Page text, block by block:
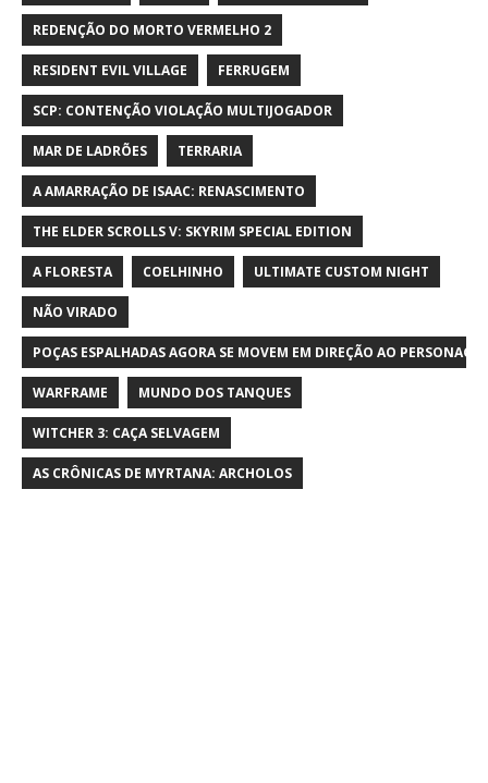
REDENÇÃO DO MORTO VERMELHO 2
RESIDENT EVIL VILLAGE FERRUGEM
SCP: CONTENÇÃO VIOLAÇÃO MULTIJOGADOR
MAR DE LADRÕES TERRARIA
A AMARRAÇÃO DE ISAAC: RENASCIMENTO
THE ELDER SCROLLS V: SKYRIM SPECIAL EDITION
A FLORESTA COELHINHO ULTIMATE CUSTOM NIGHT
NÃO VIRADO
POÇAS ESPALHADAS AGORA SE MOVEM EM DIREÇÃO AO
WARFRAME MUNDO DOS TANQUES
WITCHER 3: CAÇA SELVAGEM
AS CRÔNICAS DE MYRTANA: ARCHOLOS